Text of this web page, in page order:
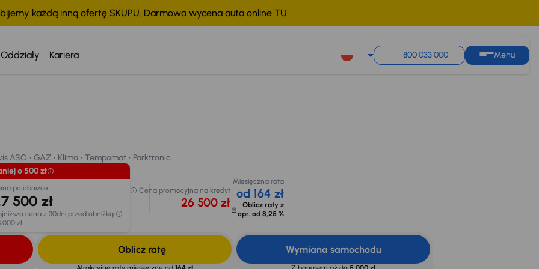
każdą inną ofertę SKUPU. Darmowa wycena auta online TU.
Oddziały Kariera 800 033 000 Menu
ASO GAZ Klima Tempomat
Parktronic
o 500 zł
po obniżce
500 zł
cena z 30dni przed obniżką
000 zł
Cena promocyjna na kredyt
26 500 zł
Miesięczna rata
od 164 zł
Oblicz raty z
opr. od 8,25 %
Oblicz ratę Wymiana samochodu